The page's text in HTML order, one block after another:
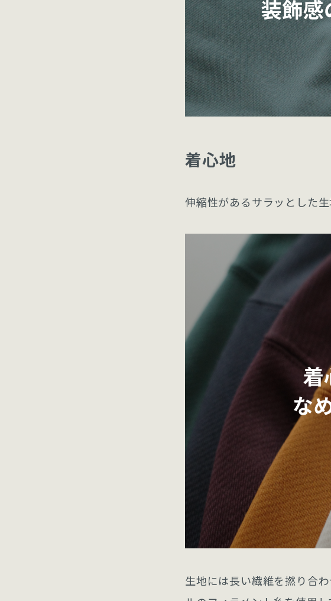
着心地
伸縮性があるサラッとした
生地には長い繊維を撚り合